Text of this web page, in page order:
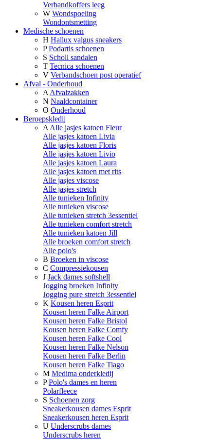
Verbandkoffers leeg
W Wondspoeling
Wondontsmetting
Medische schoenen
H Hallux valgus sneakers
P Podartis schoenen
S Scholl sandalen
T Tecnica schoenen
V Verbandschoen post operatief
Afval - Onderhoud
A Afvalzakken
N Naaldcontainer
O Onderhoud
Beroepskledij
A Alle jasjes katoen Fleur
Alle jasjes katoen Livia
Alle jasjes katoen Floris
Alle jasjes katoen Livio
Alle jasjes katoen Laura
Alle jasjes katoen met rits
Alle jasjes viscose
Alle jasjes stretch
Alle tunieken Infinity
Alle tunieken viscose
Alle tunieken stretch 3essentiel
Alle tunieken comfort stretch
Alle tunieken katoen Jill
Alle broeken comfort stretch
Alle polo's
B Broeken in viscose
C Compressiekousen
J Jack dames softshell
Jogging broeken Infinity
Jogging pure stretch 3essentiel
K Kousen heren Esprit
Kousen heren Falke Airport
Kousen heren Falke Bristol
Kousen heren Falke Comfy
Kousen heren Falke Cool
Kousen heren Falke Nelson
Kousen heren Falke Berlin
Kousen heren Falke Tiago
M Medima onderkledij
P Polo's dames en heren
Polarfleece
S Schoenen zorg
Sneakerkousen dames Esprit
Sneakerkousen heren Esprit
U Underscrubs dames
Underscrubs heren